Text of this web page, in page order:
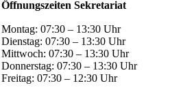
Öffnungszeiten Sekretariat
Montag: 07:30 – 13:30 Uhr
Dienstag: 07:30 – 13:30 Uhr
Mittwoch: 07:30 – 13:30 Uhr
Donnerstag: 07:30 – 13:30 Uhr
Freitag: 07:30 – 12:30 Uhr